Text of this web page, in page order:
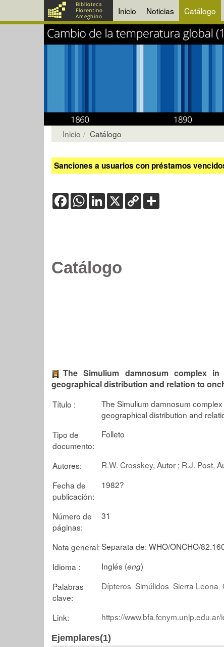
Inicio Noticias Catálogo
Inicio Catálogo
Sanciones a usuarios con préstamos
FacebookWhatsApp
LinkedIn
X Copy
Link
Catálogo
The Simulium damnosum complex
geographical distribution and relation to
Título :
The Simulium damnosum
geographical distribution and
Tipo de
documento:
Folleto
Autores: R.W. Crosskey, Autor ; R.J. Post,
Fecha de
publicación:
1982?
Número de
páginas:
31
Nota general:Separata de: WHO/ONCHO/
Idioma :
Inglés (eng)
Palabras
clave:
Dípteros Simúlidos Sierra Leona
Link: https://www.bfa.fcnym.unlp.edu.ar/
Ejemplares(1)